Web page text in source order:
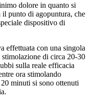
dolore in quanto si
il punto di agopuntura, che
dispositivo di
effettuata con una singola
di circa 20-30
sulla reale efficacia
ora stimolando
minuti si sono ottenuti